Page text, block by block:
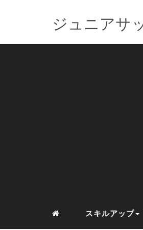
ジュニアサ
スキルアップ